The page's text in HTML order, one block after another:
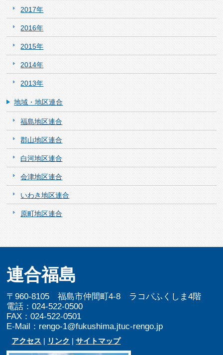
2017年
2016年
2015年
2014年
2013年
地域・地区連合
福島地区連合
郡山地区連合
白河地区連合
会津地区連合
いわき地区連合
原町地区連合
連合福島
〒960-8105 福島市仲間町4-8 ラコパふくしま4階
電話：024-522-0500
FAX：024-522-0501
E-Mail：rengo-1@fukushima.jtuc-rengo.jp
アクセス | リンク |サイトマップ